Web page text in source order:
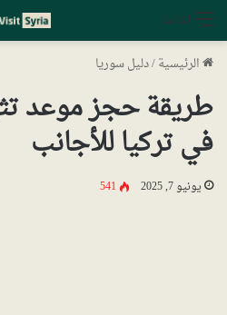
القائمة
الرئيسية/دليل سوريا
طريقة حجز موعد
في تركيا للأجانب
يونيو 7, 2025 541